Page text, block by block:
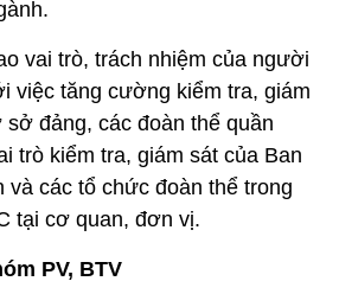
vai trò, trách nhiệm của người
việc tăng cường kiểm tra, giám
đảng, các đoàn thể quần
trò kiểm tra, giám sát của Ban
và các tổ chức đoàn thể trong
tại cơ quan, đơn vị.
PV, BTV